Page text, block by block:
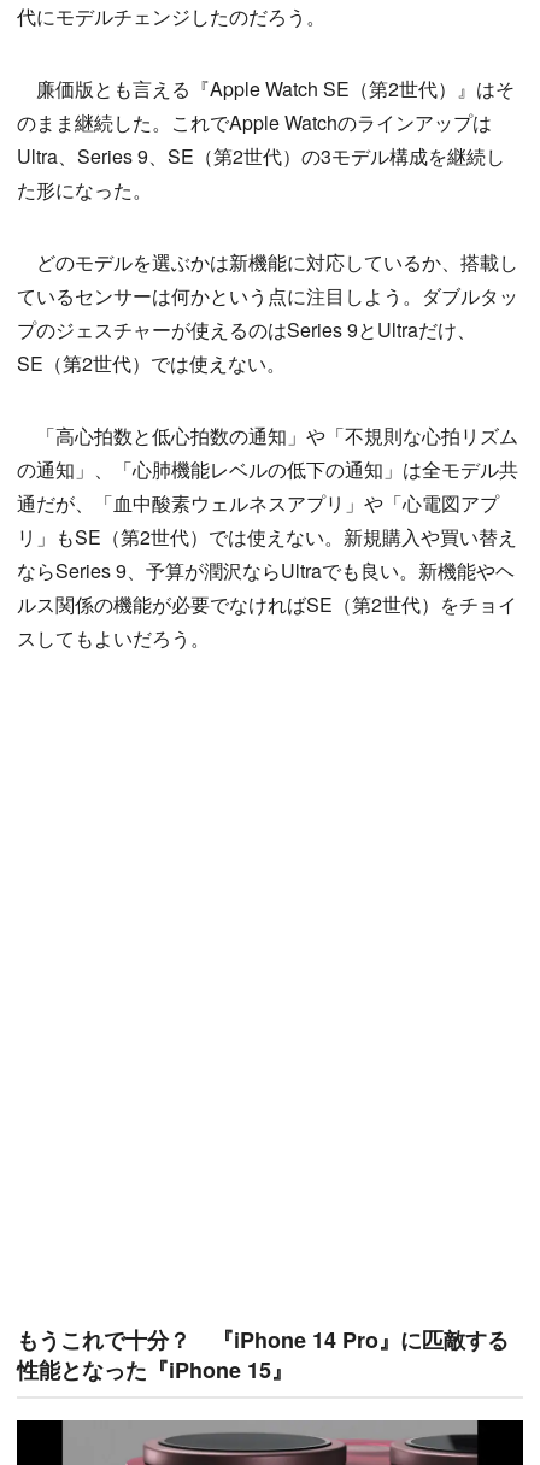
代にモデルチェンジしたのだろう。
廉価版とも言える『Apple Watch SE（第2世代）』はそ
のまま継続した。これでApple Watchのラインアップは
Ultra、Series 9、SE（第2世代）の3モデル構成を継続し
た形になった。
どのモデルを選ぶかは新機能に対応しているか、搭載し
ているセンサーは何かという点に注目しよう。ダブルタッ
プのジェスチャーが使えるのはSeries 9とUltraだけ、
SE（第2世代）では使えない。
「高心拍数と低心拍数の通知」や「不規則な心拍リズム
の通知」、「心肺機能レベルの低下の通知」は全モデル共
通だが、「血中酸素ウェルネスアプリ」や「心電図アプ
リ」もSE（第2世代）では使えない。新規購入や買い替え
ならSeries 9、予算が潤沢ならUltraでも良い。新機能やヘ
ルス関係の機能が必要でなければSE（第2世代）をチョイ
スしてもよいだろう。
もうこれで十分？ 『iPhone 14 Pro』に匹敵する
性能となった『iPhone 15』